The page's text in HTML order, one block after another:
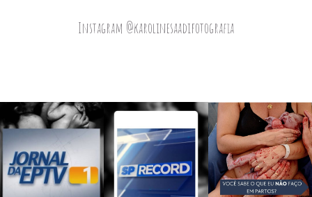
Instagram @karolinesaadifotografia